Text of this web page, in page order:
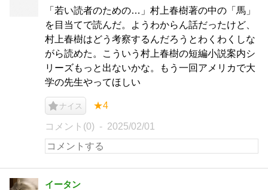
「若い読者のための…」村上春樹著の中の「馬」
を目当てで読んだ。ようわからん話だったけど、
村上春樹はどう考察するんだろうとわくわくしな
がら読めた。こういう村上春樹の短編小説案内シ
リーズもっと出ないかな。もう一回アメリカで大
学の先生やってほしい
ナイス ★4
コメント(0) 2025/02/01
イータン